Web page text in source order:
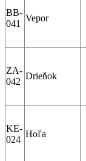
BB-
041
Vepor
ZA-
042
Drieňok
KE-
024
Hoľa